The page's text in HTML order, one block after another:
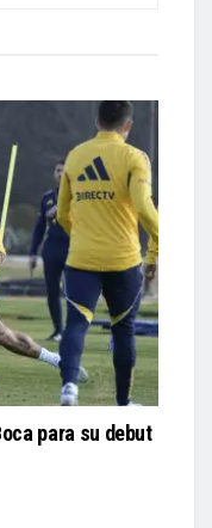
para su debut